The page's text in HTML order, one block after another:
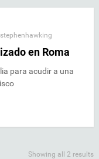
stephenhawking
en Roma
para acudir a una
Showing all 2 results